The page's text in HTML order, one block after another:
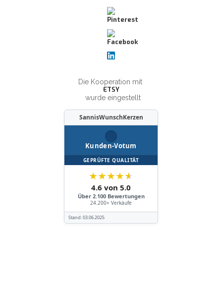
Die Kooperation mit
ETSY
wurde eingestellt
SannisWunschKerzen
Kunden-Votum
GEPRÜFTE QUALITÄT
★★★★★
4.6 von 5.0
Über 2.100 Bewertungen
24.200+ Verkäufe
Stand:03.06.2025